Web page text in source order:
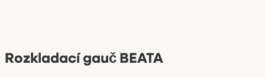
Rozkladací gauč BEATA